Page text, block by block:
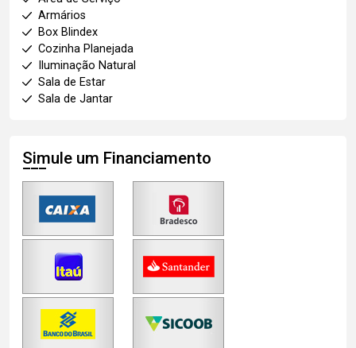
Armários
Box Blindex
Cozinha Planejada
Iluminação Natural
Sala de Estar
Sala de Jantar
Simule um Financiamento